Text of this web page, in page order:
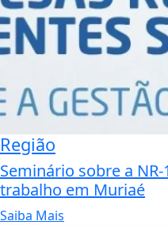
Região
Seminário sobre a
trabalho em Muriaé
Saiba Mais